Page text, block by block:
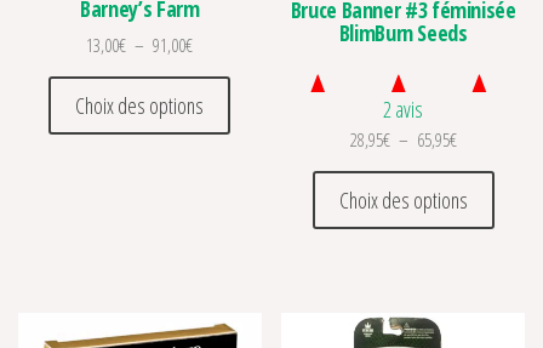
Barney’s Farm
13,00€ – 91,00€Plage de prix : 13,00€ à 91,00€
Choix des options
Ce produit a plusieurs variations. Les
Bruce Banner #3 féminisée
BlimBurn Seeds
2 avis
28,95€ – 65,95€Plage de prix
Choix des options
Ce